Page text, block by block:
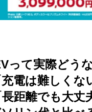
って実際どう
充電は難しくな
長距離でも大丈